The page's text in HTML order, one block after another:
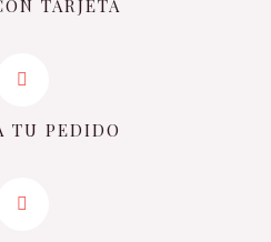
TARJETA
TU PEDIDO